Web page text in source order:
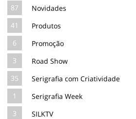
87
Novidades
41
Produtos
6
Promoção
3
Road Show
35
Serigrafia com Criatividade
1
Serigrafia Week
3
SILKTV